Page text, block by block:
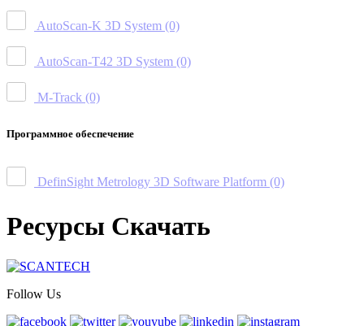
AutoScan-K 3D System (0)
AutoScan-T42 3D System (0)
M-Track (0)
Программное обеспечение
DefinSight Metrology 3D Software Platform (0)
Ресурсы Скачать
Follow Us